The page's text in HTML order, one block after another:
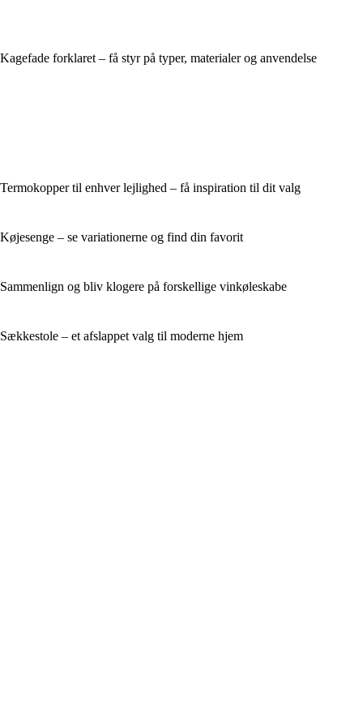
Kagefade forklaret – få styr på typer, materialer og anvendelse
Termokopper til enhver lejlighed – få inspiration til dit valg
Køjesenge – se variationerne og find din favorit
Sammenlign og bliv klogere på forskellige vinkøleskabe
Sækkestole – et afslappet valg til moderne hjem